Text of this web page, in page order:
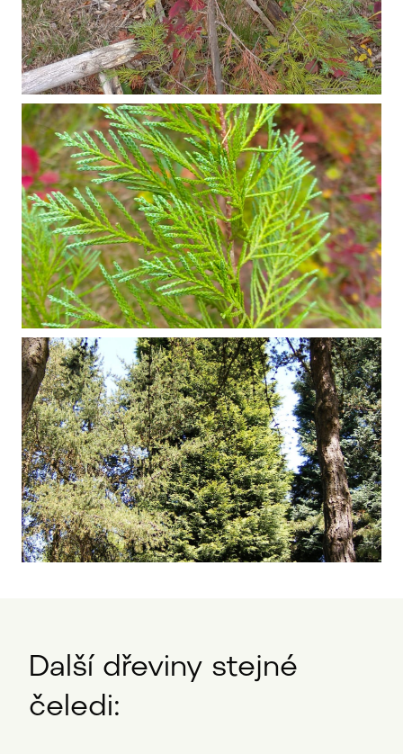
Další dřeviny stejné
čeledi: